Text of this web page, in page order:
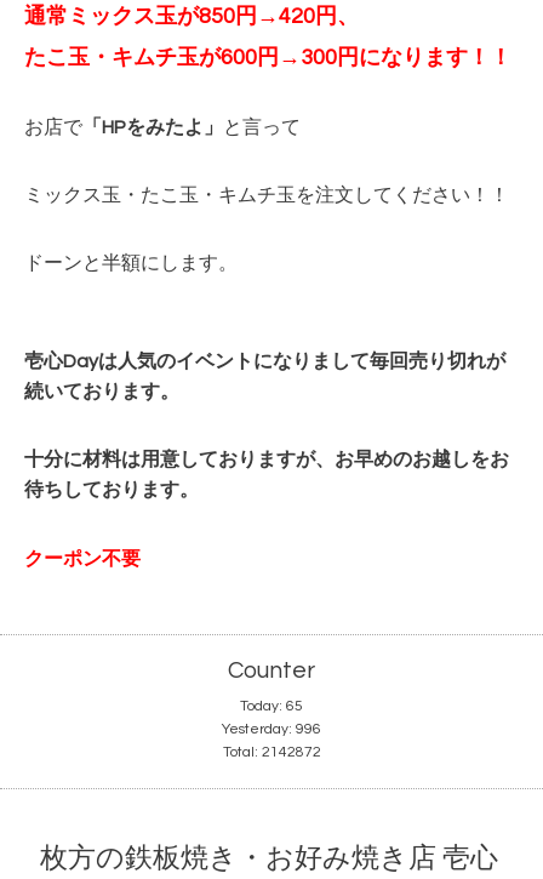
通常ミックス玉が850円→420円、
たこ玉・キムチ玉が600円→300円になります！！
お店で 「HPをみたよ」 と言って
ミックス玉・たこ玉・キムチ玉を注文してください！！
ドーンと半額にします。
壱心Dayは人気のイベントになりまして毎回売り切れが
続いております。
十分に材料は用意しておりますが、お早めのお越しをお
待ちしております。
クーポン不要
Counter
Today: 65
Yesterday: 996
Total: 2142872
枚方の鉄板焼き・お好み焼き店 壱心